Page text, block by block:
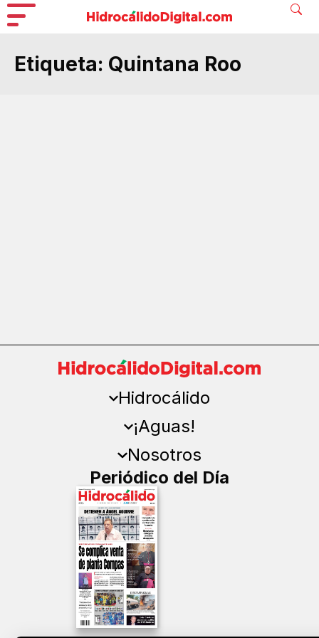
Etiqueta: Quintana Roo
Hidrocálido
¡Aguas!
Nosotros
Periódico del Día